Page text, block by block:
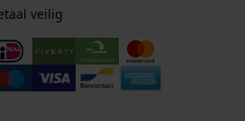
veilig